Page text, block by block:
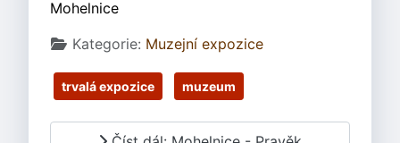
Mohelnice
Základní údaje
Kategorie: Muzejní expozice
trvalá expozice muzeum